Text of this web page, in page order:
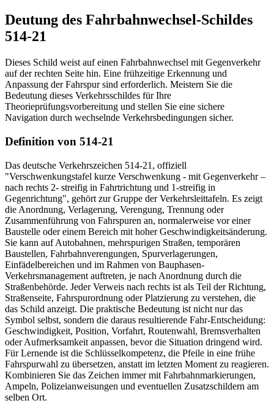
Deutung des Fahrbahnwechsel-Schildes
514-21
Dieses Schild weist auf einen Fahrbahnwechsel mit Gegenverkehr
auf der rechten Seite hin. Eine frühzeitige Erkennung und
Anpassung der Fahrspur sind erforderlich. Meistern Sie die
Bedeutung dieses Verkehrsschildes für Ihre
Theorieprüfungsvorbereitung und stellen Sie eine sichere
Navigation durch wechselnde Verkehrsbedingungen sicher.
Definition von 514-21
Das deutsche Verkehrszeichen 514-21, offiziell
"Verschwenkungstafel kurze Verschwenkung - mit Gegenverkehr –
nach rechts 2- streifig in Fahrtrichtung und 1-streifig in
Gegenrichtung", gehört zur Gruppe der Verkehrsleittafeln. Es zeigt
die Anordnung, Verlagerung, Verengung, Trennung oder
Zusammenführung von Fahrspuren an, normalerweise vor einer
Baustelle oder einem Bereich mit hoher Geschwindigkeitsänderung.
Sie kann auf Autobahnen, mehrspurigen Straßen, temporären
Baustellen, Fahrbahnverengungen, Spurverlagerungen,
Einfädelbereichen und im Rahmen von Bauphasen-
Verkehrsmanagement auftreten, je nach Anordnung durch die
Straßenbehörde. Jeder Verweis nach rechts ist als Teil der Richtung,
Straßenseite, Fahrspurordnung oder Platzierung zu verstehen, die
das Schild anzeigt. Die praktische Bedeutung ist nicht nur das
Symbol selbst, sondern die daraus resultierende Fahr-Entscheidung:
Geschwindigkeit, Position, Vorfahrt, Routenwahl, Bremsverhalten
oder Aufmerksamkeit anpassen, bevor die Situation dringend wird.
Für Lernende ist die Schlüsselkompetenz, die Pfeile in eine frühe
Fahrspurwahl zu übersetzen, anstatt im letzten Moment zu reagieren.
Kombinieren Sie das Zeichen immer mit Fahrbahnmarkierungen,
Ampeln, Polizeianweisungen und eventuellen Zusatzschildern am
selben Ort.